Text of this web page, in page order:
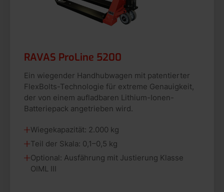
RAVAS ProLine 5200
Ein wiegender Handhubwagen mit patentierter
FlexBolts-Technologie für extreme Genauigkeit,
der von einem aufladbaren Lithium-Ionen-
Batteriepack angetrieben wird.
Wiegekapazität: 2.000 kg
Teil der Skala: 0,1–0,5 kg
Optional: Ausfährung mit Justierung Klasse
OIML III